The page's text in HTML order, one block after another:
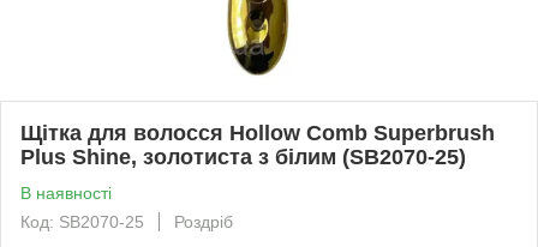
Щітка для волосся Hollow Comb Superbrush
Plus Shine, золотиста з білим (SB2070-25)
В наявності
Код: SB2070-25
Роздріб